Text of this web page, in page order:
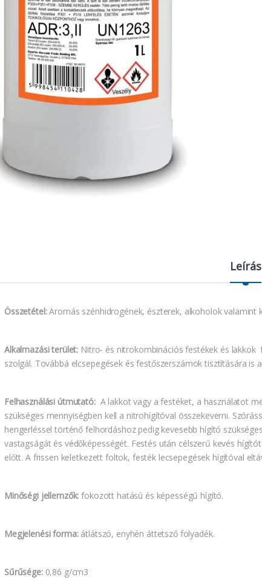
Leírás
Összetétel:Aromás szénhidrogének, észterek, alkoholok valamint
Alkalmazási terület: Nitro- és nitrokombinációs festékek és lakkok
szolgál. Továbbá elcsepegések és festőszerszámok tisztítására is
Felhasználási útmutató: A lakkot vagy a festéket, a használatot
szükséges mennyiségben kell a nitrohígítóval összekeverni.
hengerléssel történő felhordáshoz pedig kevesebb hígító
vastagságát és védőképességét. Festés után célszerű kevés
előtt. A frissen keletkezett foltok, festék lecsepegések hígítóval
Minőségi jellemzők: fokozott hatású és képességű hígító.
Megjelenési forma:átlátszó, enyhén áttetsző folyadék.
Sűrűsége:0,86 g/cm3